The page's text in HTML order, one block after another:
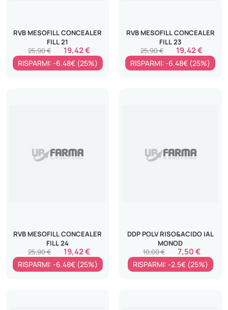
RVB MESOFILL CONCEALER
FILL 21
19,42 €
25,90 €
RISPARMI: -6.48€ (25%)
RVB MESOFILL CONCEALER
FILL 23
19,42 €
25,90 €
RISPARMI: -6.48€ (25%)
RVB MESOFILL CONCEALER
FILL 24
19,42 €
25,90 €
RISPARMI: -6.48€ (25%)
DDP POLV RISO&ACIDO IAL
MONOD
7,50 €
10,00 €
RISPARMI: -2.5€ (25%)